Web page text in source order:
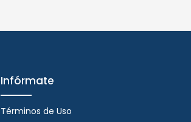
Infórmate
Términos de Uso